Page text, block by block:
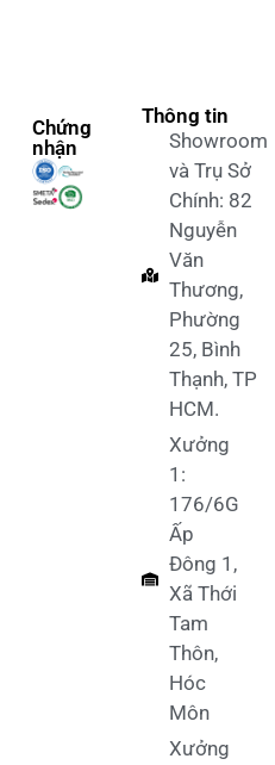
Chứng
nhận
Thông tin
Showroom
và Trụ Sở
Chính: 82
Nguyễn
Văn
Thương,
Phường
25, Bình
Thạnh, TP
HCM.
Xưởng
1:
176/6G
Ấp
Đông 1,
Xã Thới
Tam
Thôn,
Hóc
Môn
Xưởng